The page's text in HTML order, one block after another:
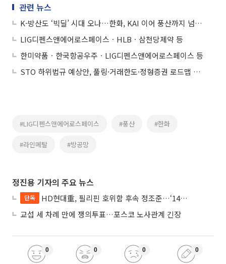
관련 뉴스
K-방산도 ‘빅딜’ 시대 오나…한화, KAI 이어 풍산까지 넘본다
LIG디펜스앤에어로스페이스ㆍHLBㆍ삼천당제약 등
한미약품ㆍ한국항공우주ㆍLIG디펜스앤에어로스페이스 등
STO 하위법규 예상안, 풀링·거래한도·정형증권 로드맵 제시
#LIG디펜스앤에어로스페이스 #풍산 #한화
#라인메탈 #방공망
정진용 기자의 주요 뉴스
단독
HD현대重, 필리핀 호위함 후속 정조준…‘14척+α’ 싹쓸이 노린다
교섭 세 차례 만에 쟁의투표…포스코 노사관계 긴장
0 0 0 0